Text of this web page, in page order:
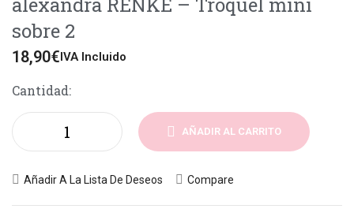
sobre 2
18,90€IVA Incluido
Cantidad:
AÑADIR AL CARRITO
Añadir A La Lista De Deseos Compare